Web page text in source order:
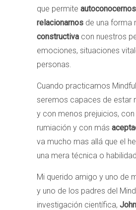
que permite
relacionarnos de una forma
constructiva con nuestros
emociones, situaciones
personas.
Cuando practicamos
seremos capaces de estar
y con menos prejuicios,
rumiación y con más
va mucho mas allá que el
una mera técnica o
Mi querido amigo y uno de
y uno de los padres del
investigación científica,